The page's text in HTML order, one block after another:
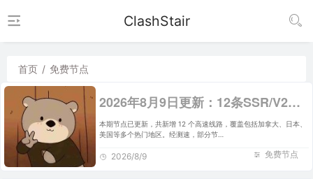
ClashStair
首页 / 免费节点
2026年8月9日更新：12条SSR/V2Ray/Clash可用免费节点
本期节点已更新，共新增 12 个高速线路，覆盖包括加拿大、日本、
美国等多个热门地区。经测速，部分节…
免费节点
2026/8/9